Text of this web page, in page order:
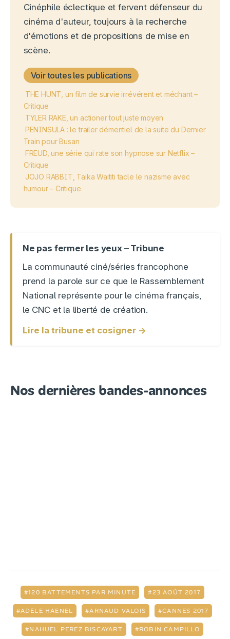
Cinéphile éclectique et fervent défenseur du
cinéma d'auteur, toujours à la recherche
d'émotions et de propositions de mise en
scène.
Voir toutes les publications
THE HUNT, un film de survie irrévérent et méchant –
Critique
TYLER RAKE, un actioner tout juste moyen
PENINSULA : le trailer démentiel de la suite du Dernier
Train pour Busan
FREUD, une série qui rate son hypnose sur Netflix –
Critique
JOJO RABBIT, Taika Waititi tacle le nazisme avec
humour – Critique
Ne pas fermer les yeux – Tribune
La communauté ciné/séries francophone
prend la parole sur ce que le Rassemblement
National représente pour le cinéma français,
le CNC et la liberté de création.
Lire la tribune et cosigner →
Nos dernières bandes-annonces
120 BATTEMENTS PAR MINUTE 23 AOÛT 2017
ADÈLE HAENEL ARNAUD VALOIS CANNES 2017
NAHUEL PEREZ BISCAYART ROBIN CAMPILLO